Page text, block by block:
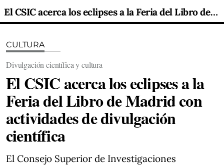
El CSIC acerca los eclipses a la Feria del Libro de Madrid con actividades de divulgación científica
CULTURA
Divulgación científica y cultura
El CSIC acerca los eclipses a la
Feria del Libro de Madrid con
actividades de divulgación
científica
El Consejo Superior de Investigaciones